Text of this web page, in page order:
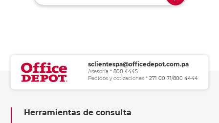
sclientespa@officedepot.com.pa
Asesoría * 800 4445
Pedidos y cotizaciones * 271 00 71/800 4444
Herramientas de consulta